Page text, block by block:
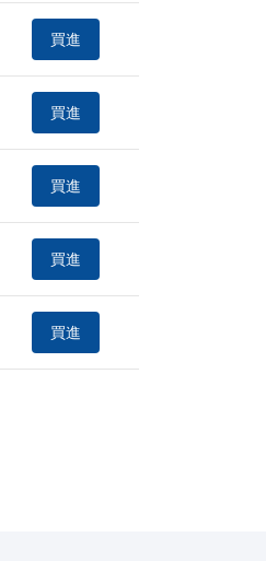
買進
買進
買進
買進
買進